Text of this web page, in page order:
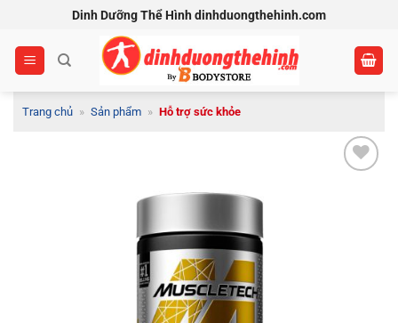
nội
dung
Dinh Dưỡng Thể Hình dinhduongthehinh.com
Trang chủ » Sản phẩm » Hỗ trợ sức khỏe